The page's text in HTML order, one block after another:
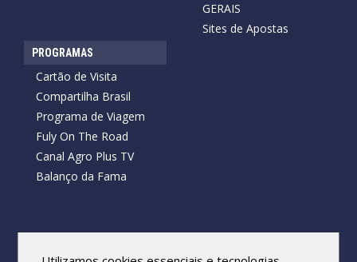
GERAIS
Sites de Apostas
PROGRAMAS
Cartão de Visita
Compartilha Brasil
Programa de Viagem
Fuly On The Road
Canal Agro Plus TV
Balanço da Fama
Todos os direitos reservados.